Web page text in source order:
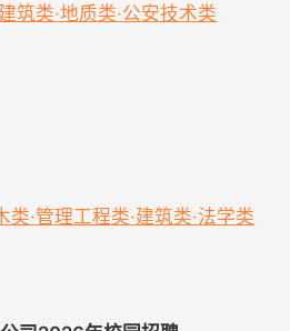
筑类·地质类·公安技术类
类·管理工程类·建筑类·法学类